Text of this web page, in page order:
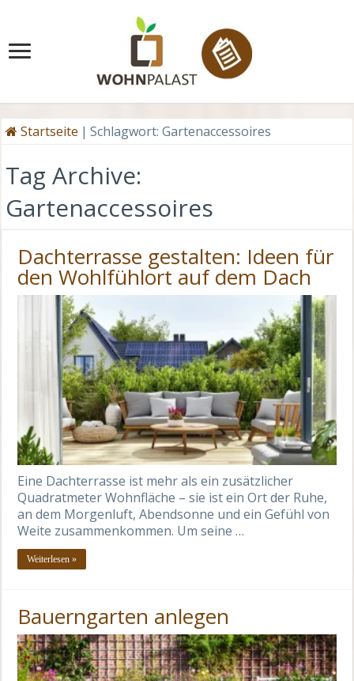
Startseite | Schlagwort:Gartenaccessoires
Tag Archive:
Gartenaccessoires
Dachterrasse gestalten: Ideen für
den Wohlfühlort auf dem Dach
Eine Dachterrasse ist mehr als ein zusätzlicher
Quadratmeter Wohnfläche – sie ist ein Ort der Ruhe,
an dem Morgenluft, Abendsonne und ein Gefühl von
Weite zusammenkommen. Um seine …
Weiterlesen »
Bauerngarten anlegen